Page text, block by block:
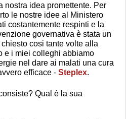
nostra idea promettente. Per
le nostre idee al Ministero
costantemente respinti e la
governativa è stata un
cosi tante volte alla
e i miei colleghi abbiamo
nel dare ai malati una cura
efficace - Steplex.
Qual è la sua